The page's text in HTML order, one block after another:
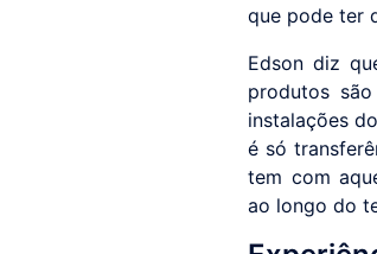
que pode ter
Edson diz
produtos
instalações
é só
tem com
ao longo do